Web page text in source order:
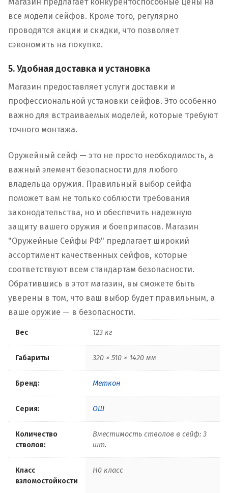
все модели сейфов. Кроме того, регулярно
проводятся акции и скидки, что позволяет
сэкономить на покупке.
5. Удобная доставка и установка
Магазин предоставляет услуги доставки и
профессиональной установки сейфов. Это особенно
важно для встраиваемых моделей, которые требуют
точного монтажа.
Оружейный сейф — это не просто необходимость, а
важный элемент безопасности для любого
владельца оружия. Правильный выбор сейфа
поможет вам не только соблюсти требования
законодательства, но и обеспечить надежную
защиту вашего оружия и боеприпасов. Магазин
"Оружейные Сейфы РФ" предлагает широкий
ассортимент качественных сейфов, которые
соответствуют всем стандартам безопасности.
Обратившись в этот магазин, вы сможете быть
уверены в том, что ваш выбор будет правильным, а
ваше оружие — в безопасности.
Вес 123 кг
Габариты 320 × 510 × 1420 мм
Бренд: Меткон
Серия: ОШ
Количество
стволов:
Вместимость стволов в сейф: 3
шт.
Класс
взломостойкости
H0 класс